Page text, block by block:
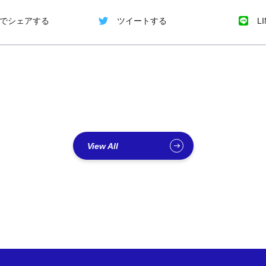
シェアする ツイートする
View All